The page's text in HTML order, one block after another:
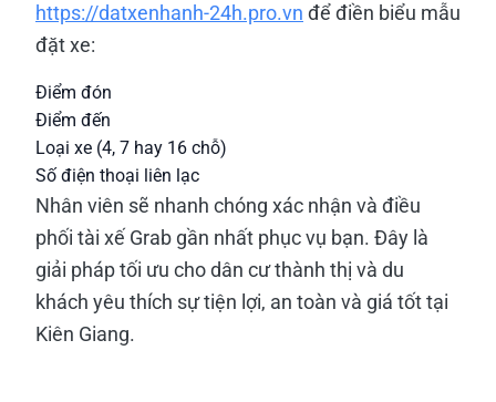
https://datxenhanh-24h.pro.vn để điền biểu mẫu
đặt xe:
Điểm đón
Điểm đến
Loại xe (4, 7 hay 16 chỗ)
Số điện thoại liên lạc
Nhân viên sẽ nhanh chóng xác nhận và điều
phối tài xế Grab gần nhất phục vụ bạn. Đây là
giải pháp tối ưu cho dân cư thành thị và du
khách yêu thích sự tiện lợi, an toàn và giá tốt tại
Kiên Giang.